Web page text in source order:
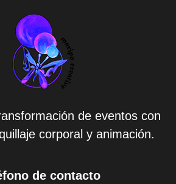
de eventos con
corporal y animación.
de contacto